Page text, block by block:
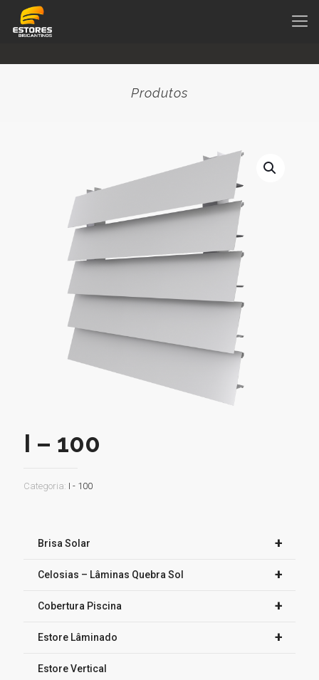
Produtos
I – 100
Categoria: I - 100
+
Brisa Solar
+
Celosias – Lâminas Quebra Sol
+
Cobertura Piscina
+
Estore Lâminado
Estore Vertical